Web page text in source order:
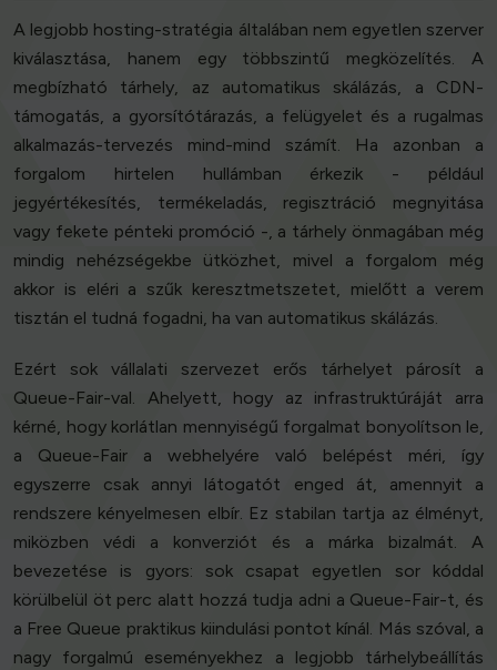
A legjobb hosting-stratégia általában nem egyetlen szerver
kiválasztása, hanem egy többszintű megközelítés. A
megbízható tárhely, az automatikus skálázás, a CDN-
támogatás, a gyorsítótárazás, a felügyelet és a rugalmas
alkalmazás-tervezés mind-mind számít. Ha azonban a
forgalom hirtelen hullámban érkezik - például
jegyértékesítés, termékeladás, regisztráció megnyitása
vagy fekete pénteki promóció -, a tárhely önmagában még
mindig nehézségekbe ütközhet, mivel a forgalom még
akkor is eléri a szűk keresztmetszetet, mielőtt a verem
tisztán el tudná fogadni, ha van automatikus skálázás.
Ezért sok vállalati szervezet erős tárhelyet párosít a
Queue-Fair-val. Ahelyett, hogy az infrastruktúráját arra
kérné, hogy korlátlan mennyiségű forgalmat bonyolítson le,
a Queue-Fair a webhelyére való belépést méri, így
egyszerre csak annyi látogatót enged át, amennyit a
rendszere kényelmesen elbír. Ez stabilan tartja az élményt,
miközben védi a konverziót és a márka bizalmát. A
bevezetése is gyors: sok csapat egyetlen sor kóddal
körülbelül öt perc alatt hozzá tudja adni a Queue-Fair-t, és
a Free Queue praktikus kiindulási pontot kínál. Más szóval, a
nagy forgalmú eseményekhez a legjobb tárhelybeállítás